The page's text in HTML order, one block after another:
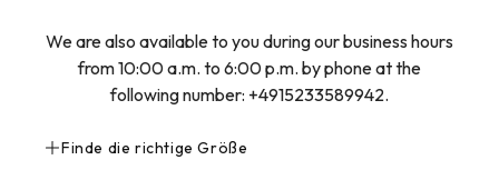
We are also available to you during our business hours
from 10:00 a.m. to 6:00 p.m. by phone at the
following number: +4915233589942.
Finde die richtige Größe